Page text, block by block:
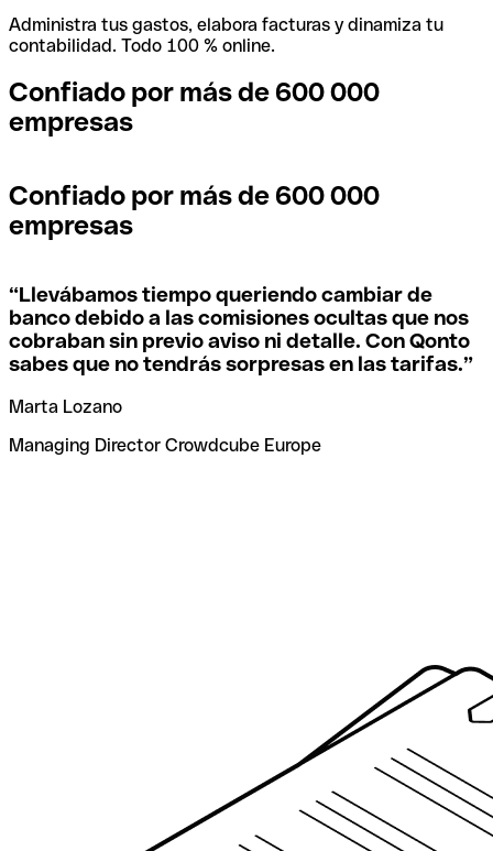
Administra tus gastos, elabora facturas y dinamiza tu
contabilidad. Todo 100 % online.
Confiado por más de 600 000
empresas
Confiado por más de 600 000
empresas
“Llevábamos tiempo queriendo cambiar de
banco debido a las comisiones ocultas que nos
cobraban sin previo aviso ni detalle. Con Qonto
sabes que no tendrás sorpresas en las tarifas.”
Marta Lozano
Managing Director Crowdcube Europe